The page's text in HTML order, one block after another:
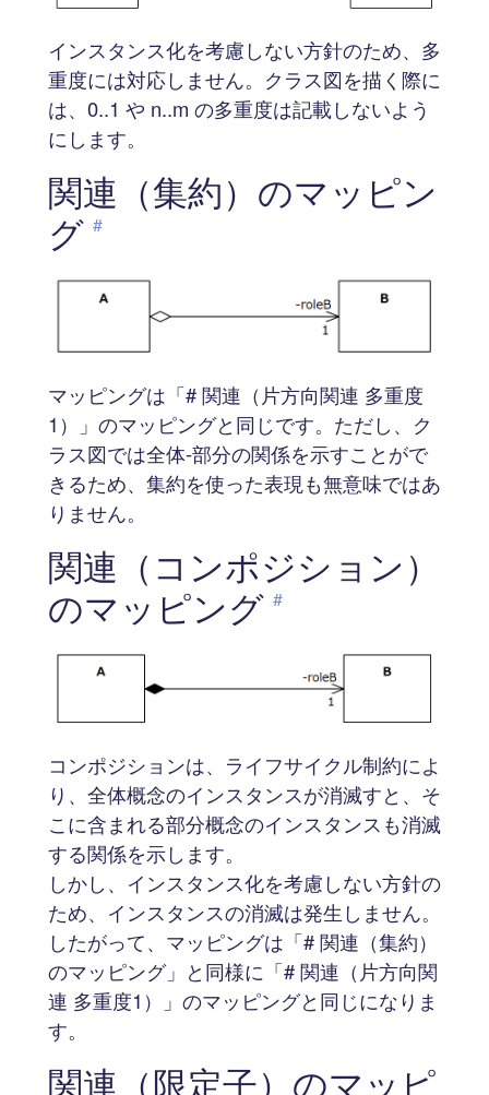
インスタンス化を考慮しない方針のため、多
重度には対応しません。クラス図を描く際に
は、0..1 や n..m の多重度は記載しないよう
にします。
関連（集約）のマッピン
グ #
マッピングは「# 関連（片方向関連 多重度
1）」のマッピングと同じです。ただし、ク
ラス図では全体-部分の関係を示すことがで
きるため、集約を使った表現も無意味ではあ
りません。
関連（コンポジション）
のマッピング #
コンポジションは、ライフサイクル制約によ
り、全体概念のインスタンスが消滅すと、そ
こに含まれる部分概念のインスタンスも消滅
する関係を示します。
しかし、インスタンス化を考慮しない方針の
ため、インスタンスの消滅は発生しません。
したがって、マッピングは「# 関連（集約）
のマッピング」と同様に「# 関連（片方向関
連 多重度1）」のマッピングと同じになりま
す。
関連（限定子）のマッピ